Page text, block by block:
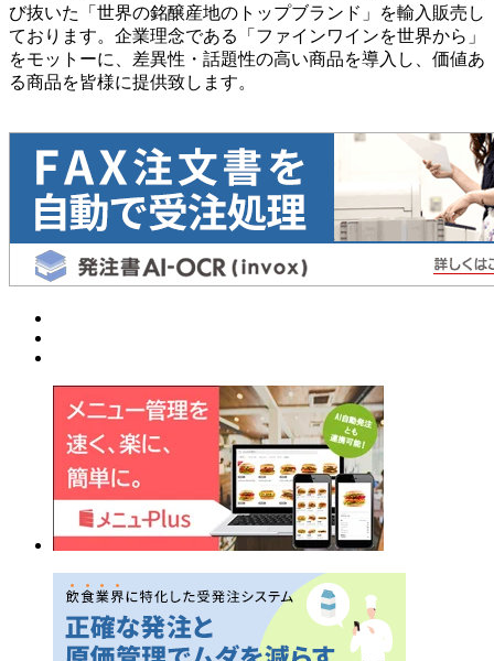
び抜いた「世界の銘醸産地のトップブランド」を輸入販売し
ております。企業理念である「ファインワインを世界から」
をモットーに、差異性・話題性の高い商品を導入し、価値あ
る商品を皆様に提供致します。